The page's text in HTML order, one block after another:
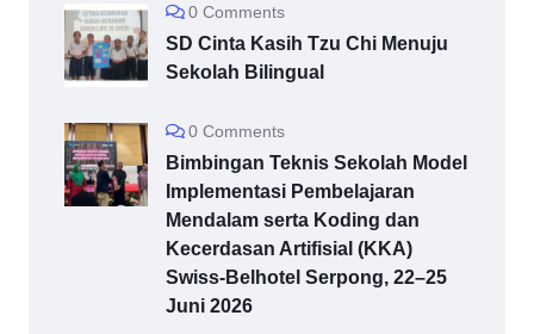
0 Comments
SD Cinta Kasih Tzu Chi Menuju
Sekolah Bilingual
0 Comments
Bimbingan Teknis Sekolah Model
Implementasi Pembelajaran
Mendalam serta Koding dan
Kecerdasan Artifisial (KKA)
Swiss-Belhotel Serpong, 22–25
Juni 2026